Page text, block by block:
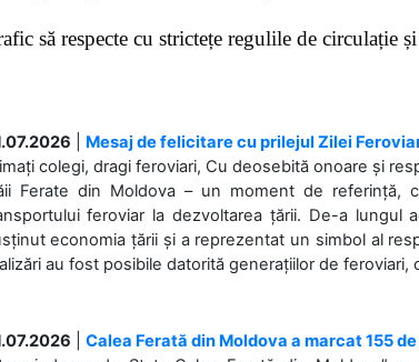
să respecte cu strictețe regulile de circulație
Mesaj de felicitare cu prilejul Zilei
colegi, dragi feroviari, Cu deosebită onoare și
Ferate din Moldova – un moment de referință,
feroviar la dezvoltarea țării. De-a lungul
economia țării și a reprezentat un simbol al
au fost posibile datorită generațiilor de
Calea Ferată din Moldova a marcat 155